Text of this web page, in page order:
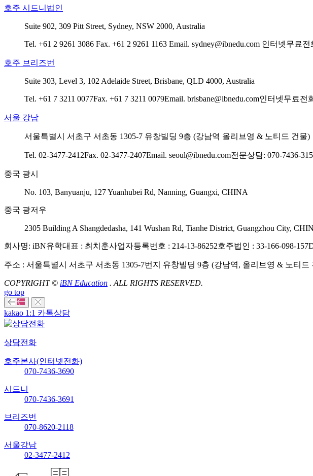
호주 시드니법인
Suite 902, 309 Pitt Street, Sydney, NSW 2000, Australia
Tel. +61 2 9261 3086 Fax. +61 2 9261 1163 Email. sydney@ibnedu.com 인터넷무료전
호주 브리즈번
Suite 303, Level 3, 102 Adelaide Street, Brisbane, QLD 4000, Australia
Tel. +61 7 3211 0077Fax. +61 7 3211 0079Email. brisbane@ibnedu.com인터넷무료전
서울 강남
서울특별시 서초구 서초동 1305-7 유창빌딩 9층 (강남역 올리브영 & 노티드 건물)
Tel. 02-3477-2412Fax. 02-3477-2407Email. seoul@ibnedu.com전문상담: 070-7436-
중국 광시
No. 103, Banyuanju, 127 Yuanhubei Rd, Nanning, Guangxi, CHINA
중국 광저우
2305 Building A Shangdedasha, 141 Wushan Rd, Tianhe District, Guangzhou City,
회사명: iBN유학대표 : 최치훈사업자등록번호 : 214-13-86252호주법인 : 33-166-098-157
주소 : 서울특별시 서초구 서초동 1305-7번지 유창빌딩 9층 (강남역, 올리브영 & 노티드
COPYRIGHT © iBN Education . ALL RIGHTS RESERVED.
go top
kakao 1:1 카톡상담
상담전화
호주본사(인터넷전화)
070-7436-3690
시드니
070-7436-3691
브리즈번
070-8620-2118
서울강남
02-3477-2412